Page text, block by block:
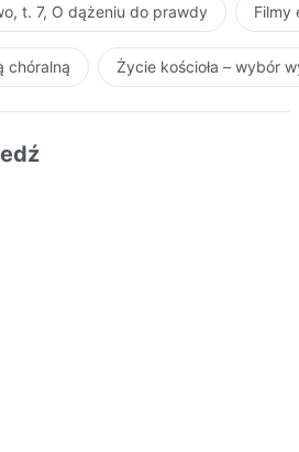
t. 7, O dążeniu do prawdy Filmy
chóralną Życie kościoła – wybór